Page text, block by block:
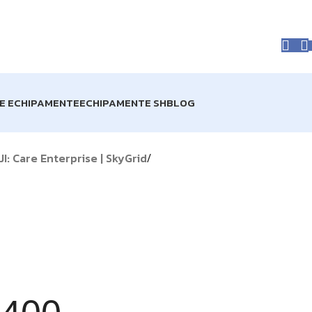
ECHIPAMENTEECHIPAMENTE SHBLOG
Care Enterprise | SkyGrid/